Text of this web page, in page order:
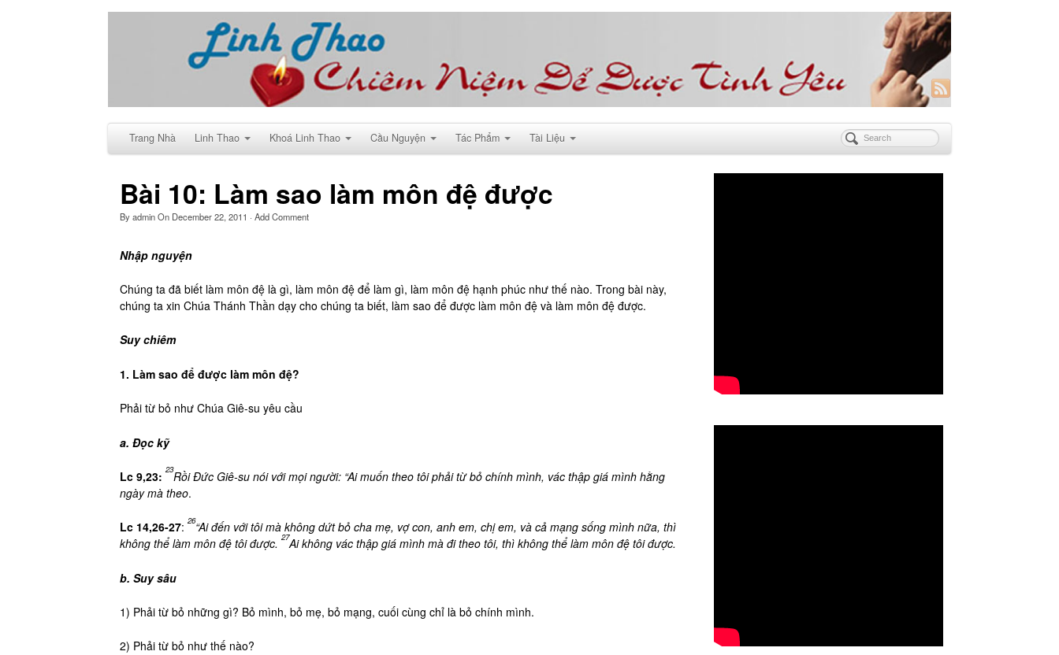
Trang Nhà Linh Thao Khoá Linh Thao Cầu Nguyện Tác Phẩm Tài Liệu
Bài 10: Làm sao làm môn đệ được
ByadminOn December 22, 2011 · Add Comment
Nhập nguyện
Chúng ta đã biết làm môn đệ là gì, làm môn đệ để làm gì, làm môn đệ hạnh phúc như thế nào. Trong bài này,
chúng ta xin Chúa Thánh Thần dạy cho chúng ta biết, làm sao để được làm môn đệ và làm môn đệ được.
Suy chiêm
1. Làm sao để được làm môn đệ?
Phải từ bỏ như Chúa Giê-su yêu cầu
a. Đọc kỹ
Lc 9,23: 23Rồi Đức Giê-su nói với mọi người: “Ai muốn theo tôi phải từ bỏ chính mình, vác thập giá mình hằng
ngày mà theo.
Lc 14,26-27: 26“Ai đến với tôi mà không dứt bỏ cha mẹ, vợ con, anh em, chị em, và cả mạng sống mình nữa, thì
không thể làm môn đệ tôi được. 27Ai không vác thập giá mình mà đi theo tôi, thì không thể làm môn đệ tôi được.
b. Suy sâu
1) Phải từ bỏ những gì? Bỏ mình, bỏ mẹ, bỏ mạng, cuối cùng chỉ là bỏ chính mình.
2) Phải từ bỏ như thế nào?